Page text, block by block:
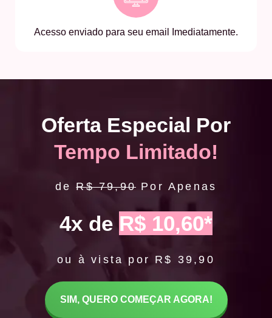
Acesso enviado para seu email Imediatamente.
Oferta Especial Por
Tempo Limitado!
deR$ 79,90 Por Apenas
4x de R$ 10,60*
ou à vista por R$ 39,90
SIM, QUERO COMEÇAR AGORA!